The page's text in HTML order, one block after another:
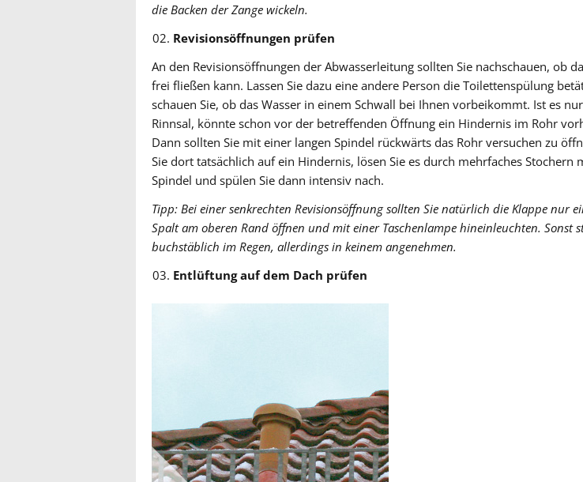
die Backen der Zange wickeln.
Revisionsöffnungen prüfen
An den Revisionsöffnungen der Abwasserleitung sollten Sie nachschauen, ob
frei fließen kann. Lassen Sie dazu eine andere Person die Toilettenspülung
schauen Sie, ob das Wasser in einem Schwall bei Ihnen vorbeikommt. Ist es
Rinnsal, könnte schon vor der betreffenden Öffnung ein Hindernis im Rohr
Dann sollten Sie mit einer langen Spindel rückwärts das Rohr versuchen zu
Sie dort tatsächlich auf ein Hindernis, lösen Sie es durch mehrfaches Stochern
Spindel und spülen Sie dann intensiv nach.
Tipp: Bei einer senkrechten Revisionsöffnung sollten Sie natürlich die Klappe nur
Spalt am oberen Rand öffnen und mit einer Taschenlampe hineinleuchten. Sonst
buchstäblich im Regen, allerdings in keinem angenehmen.
Entlüftung auf dem Dach prüfen